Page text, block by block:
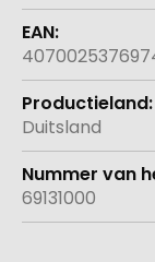
Duitsland
69131000